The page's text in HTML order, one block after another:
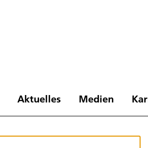
Aktuelles Medien